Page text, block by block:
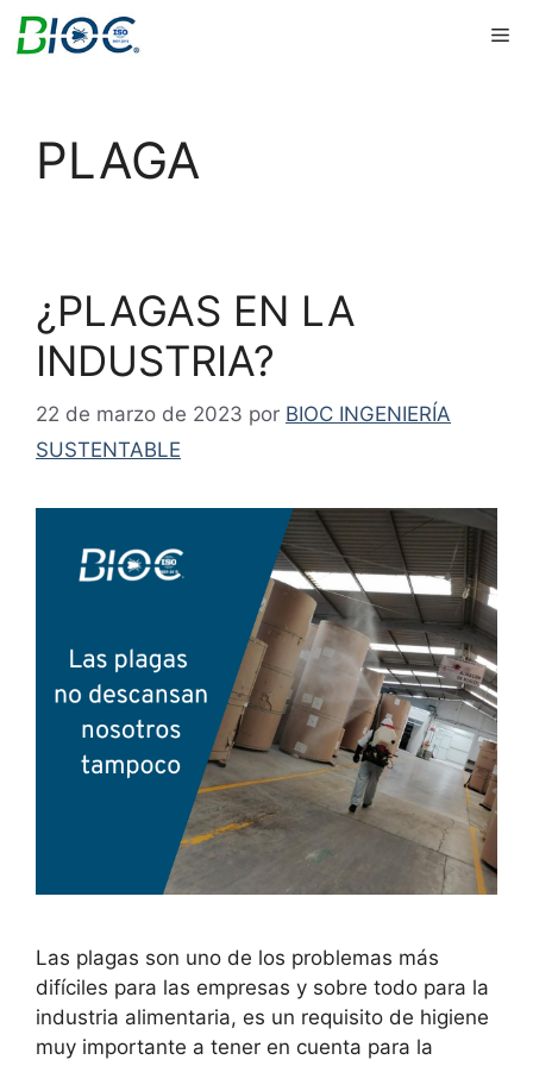
Saltar
PLAGA
¿PLAGAS EN LA
INDUSTRIA?
22 de marzo de 2023 por BIOC INGENIERÍA
SUSTENTABLE
Las plagas son uno de los problemas más
difíciles para las empresas y sobre todo para la
industria alimentaria, es un requisito de higiene
muy importante a tener en cuenta para la